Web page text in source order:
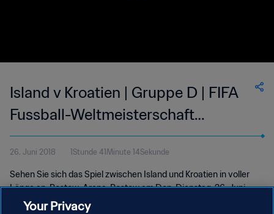
Island v Kroatien | Gruppe D | FIFA
Fussball-Weltmeisterschaft
Russland 2018™ | Spiel in voller
Länge
26. Juni 2018 1Stunde 41Minute 14Sekunde
Sehen Sie sich das Spiel zwischen Island und Kroatien in voller
Länge an. Rostow-Arena, Rostow am Don, Dienstag, 26. Juni
2018.Your Privacy